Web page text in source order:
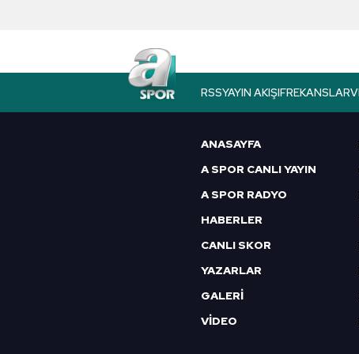
6698 sayılı Kişisel Verilerin
mevzuata uygun olarak
RSSYAYIN AKIŞIFREKANSLAR
ANASAYFA
A SPOR CANLI YAYIN
A SPOR RADYO
HABERLER
CANLI SKOR
YAZARLAR
GALERİ
VİDEO